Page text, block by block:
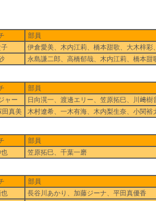
部員
伊倉愛美、木内江莉、橋本甜歌、大木梓
永島謙二郎、高橋郁哉、木内江莉、橋本甜
部員
ャー
日向滉一、渡邊エリー、笠原拓巳、川﨑
田真美 木村遼希、一木有海、木内梨生奈、小関
部員
笠原拓巳、千葉一磨
部員
長谷川あかり、加藤ジーナ、平田真優香